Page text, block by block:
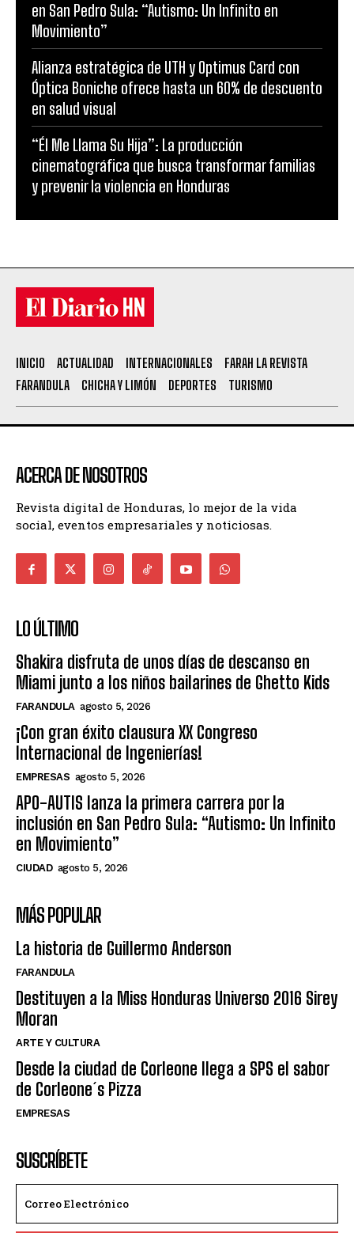
en San Pedro Sula: “Autismo: Un Infinito en
Movimiento”
Alianza estratégica de UTH y Optimus Card con
Óptica Boniche ofrece hasta un 60% de descuento
en salud visual
“Él Me Llama Su Hija”: La producción
cinematográfica que busca transformar familias
y prevenir la violencia en Honduras
INICIO ACTUALIDAD INTERNACIONALES
FARAH LA REVISTA
FARANDULA
CHICHA Y LIMÓN DEPORTES TURISMO
ACERCA DE NOSOTROS
Revista digital de Honduras, lo mejor de la vida
social, eventos empresariales y noticiosas.
LO ÚLTIMO
Shakira disfruta de unos días de descanso en
Miami junto a los niños bailarines de Ghetto Kids
FARANDULA agosto 5, 2026
¡Con gran éxito clausura XX Congreso
Internacional de Ingenierías!
EMPRESAS agosto 5, 2026
APO-AUTIS lanza la primera carrera por la
inclusión en San Pedro Sula: “Autismo: Un Infinito
en Movimiento”
CIUDAD agosto 5, 2026
MÁS POPULAR
La historia de Guillermo Anderson
FARANDULA
Destituyen a la Miss Honduras Universo 2016 Sirey
Moran
ARTE Y CULTURA
Desde la ciudad de Corleone llega a SPS el sabor
de Corleone´s Pizza
EMPRESAS
SUSCRÍBETE